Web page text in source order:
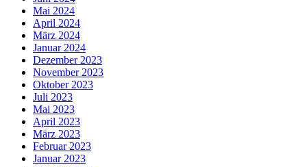
Mai 2024
April 2024
März 2024
Januar 2024
Dezember 2023
November 2023
Oktober 2023
Juli 2023
Mai 2023
April 2023
März 2023
Februar 2023
Januar 2023